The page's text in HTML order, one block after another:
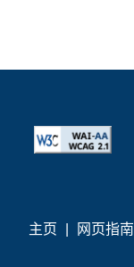
主页 网页指南